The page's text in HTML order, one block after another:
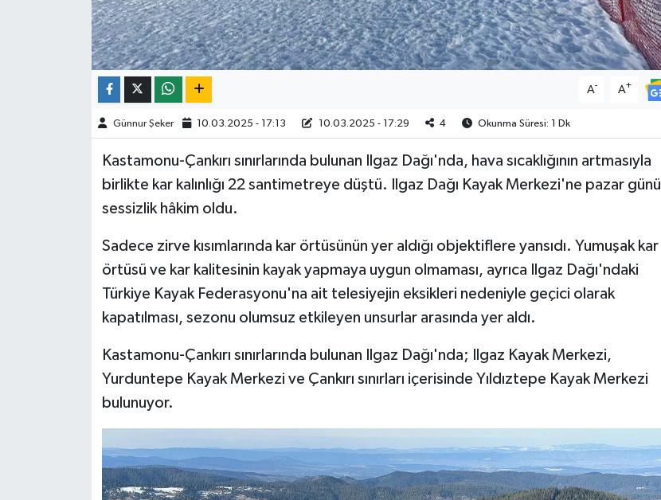
A- A+
Günnur Şeker 10.03.2025 - 17:13 10.03.2025 - 17:29 4 Okunma Süresi: 1 Dk
Kastamonu-Çankırı sınırlarında bulunan Ilgaz Dağı'nda, hava sıcaklığının artmasıyla
birlikte kar kalınlığı 22 santimetreye düştü. Ilgaz Dağı Kayak Merkezi'ne pazar günü
sessizlik hâkim oldu.
Sadece zirve kısımlarında kar örtüsünün yer aldığı objektiflere yansıdı. Yumuşak kar
örtüsü ve kar kalitesinin kayak yapmaya uygun olmaması, ayrıca Ilgaz Dağı'ndaki
Türkiye Kayak Federasyonu'na ait telesiyejin eksikleri nedeniyle geçici olarak
kapatılması, sezonu olumsuz etkileyen unsurlar arasında yer aldı.
Kastamonu-Çankırı sınırlarında bulunan Ilgaz Dağı'nda; Ilgaz Kayak Merkezi,
Yurduntepe Kayak Merkezi ve Çankırı sınırları içerisinde Yıldıztepe Kayak Merkezi
bulunuyor.
MAGAZİN
BİLİM&TEKNOLOJİ